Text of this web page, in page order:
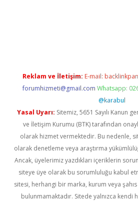
Reklam ve İletişim: E-mail:
forumhizmeti@gmail.com Whatsapp:
@karabul
Yasal Uyarı: Sitemiz, 5651 Sayılı Kanun
ve İletişim Kurumu (BTK) tarafından
olarak hizmet vermektedir. Bu nedenle,
olarak denetleme veya araştırma
Ancak, üyelerimiz yazdıkları içeriklerin
siteye üye olarak bu sorumluluğu kabul
sitesi, herhangi bir marka, kurum veya
bulunmamaktadır. Sitede yalnızca kendi